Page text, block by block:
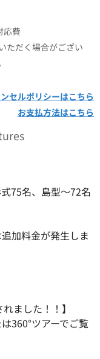
応費
ただく場合がござい
セルポリシーはこちら
お支払方法はこちら
75名、島型〜72名
加料金が発生しま
ました！！】
360°ツアーでご覧